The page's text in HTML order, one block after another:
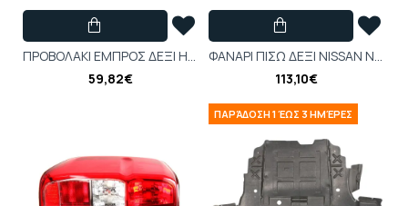
ΠΡΟΒΟΛΑΚΙ ΕΜΠΡΟΣ ΔΕΞΙ Η3 OPEL SIGNUM, VECTRA C 09.05-09.08 - TYC 19-0887-05-2
59,82€
ΦΑΝΑΡΙ ΠΙΣΩ ΔΕΞΙ NISSAN NAVARA D40, PATHFINDER III R51 01.05-01.15 - 215-19K6R-LD-UE
113,10€
ΠΑΡΆΔΟΣΗ 1 ΈΩΣ 3 ΗΜΈΡΕΣ